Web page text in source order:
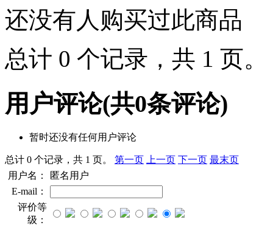
还没有人购买过此商品
总计 0 个记录，共 1 页。
用户评论(共0条评论)
暂时还没有任何用户评论
总计 0 个记录，共 1 页。 第一页 上一页 下一页 最末页
用户名：
匿名用户
E-mail：
评价等
级：